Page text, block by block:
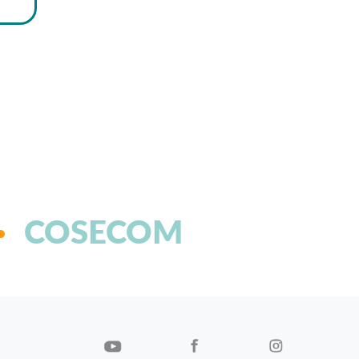
COSECOM